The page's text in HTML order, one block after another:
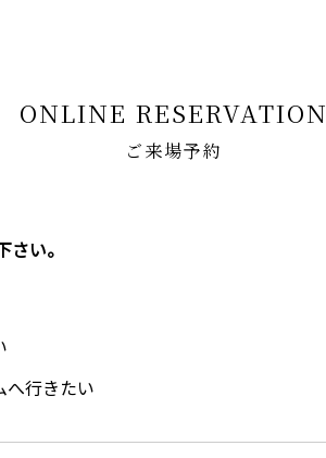
ONLINE RESERVATION
ご来場予約
い。
へ行きたい